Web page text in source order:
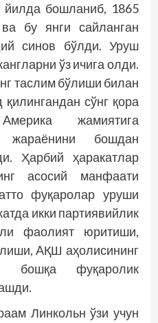
йилда бошланиб, 1865
бу янги сайланган
синов бўлди. Уруш
ўз ичига олди.
таслим бўлиши билан
сўнг қора
жамиятига
жараёнини бошдан
Ҳарбий ҳаракатлар
асосий манфаати
фуқаролар уруши
икки партиявийлик
фаолият юритиши,
AҚШ аҳолисининг
бошқа фуқаролик
Линкольн ўзи учун